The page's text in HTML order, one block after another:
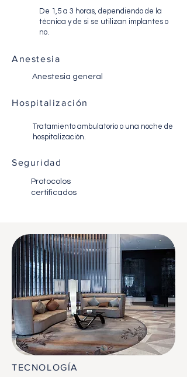
De 1,5 a 3 horas, dependiendo de la
técnica y de si se utilizan implantes o
no.
Anestesia
Anestesia general
Hospitalización
Tratamiento ambulatorio o una noche de
hospitalización.
Seguridad
Protocolos
certificados
TECNOLOGÍA